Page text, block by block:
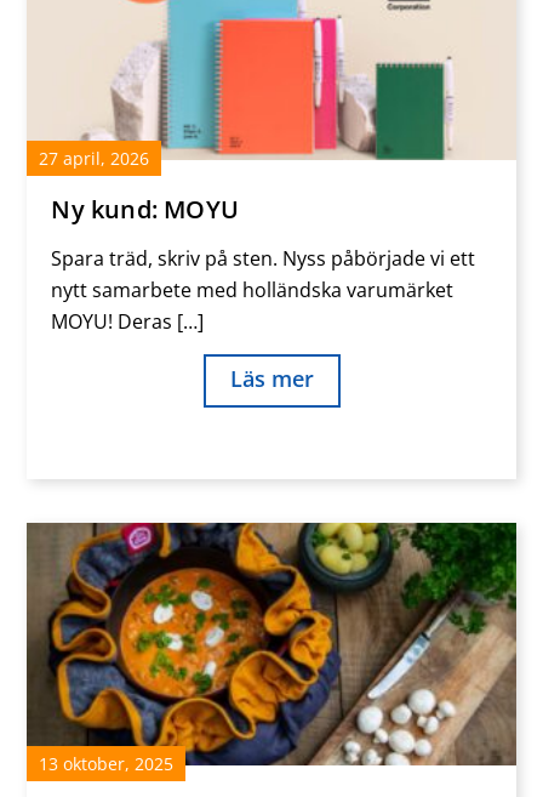
27 april,2026
Ny kund: MOYU
Spara träd, skriv på sten. Nyss påbörjade vi ett
nytt samarbete med holländska varumärket
MOYU! Deras […]
Läs mer
13 oktober,2025